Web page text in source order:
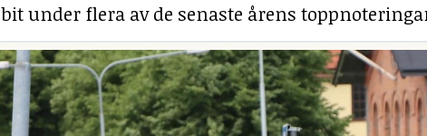
under flera av de senaste årens